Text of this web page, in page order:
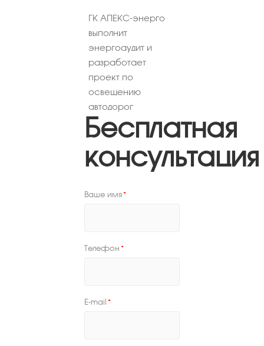
ГК АПЕКС-энерго
выполнит
энергоаудит и
разработает
проект по
освещению
автодорог
Бесплатная
консультация
Ваше имя*
Телефон *
E-mail *